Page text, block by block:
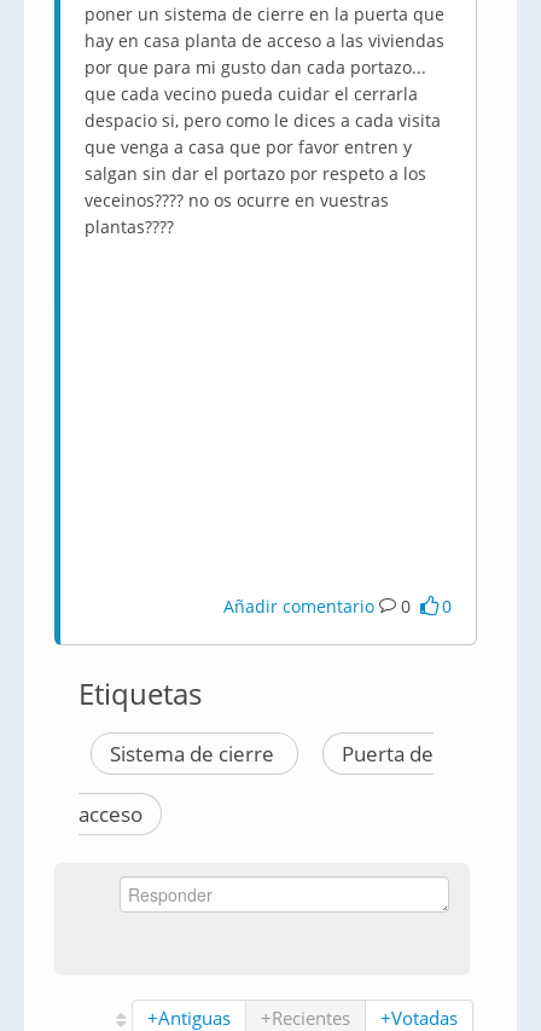
poner un sistema de cierre en la puerta que
hay en casa planta de acceso a las viviendas
por que para mi gusto dan cada portazo...
que cada vecino pueda cuidar el cerrarla
despacio si, pero como le dices a cada visita
que venga a casa que por favor entren y
salgan sin dar el portazo por respeto a los
veceinos???? no os ocurre en vuestras
plantas????
Añadir comentario 0 0
Etiquetas
Sistema de cierre Puerta de
acceso
+Antiguas +Recientes +Votadas